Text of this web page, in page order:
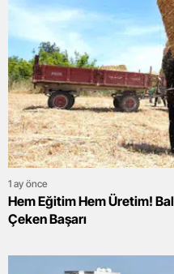
1 ay önce
Hem Eğitim Hem Üretim!
Çeken Başarı